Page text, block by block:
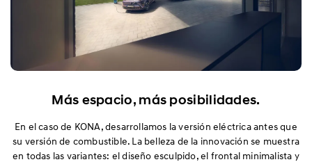
Más espacio, más posibilidades.
En el caso de KONA, desarrollamos la versión eléctrica antes que
su versión de combustible. La belleza de la innovación se muestra
en todas las variantes: el diseño esculpido, el frontal minimalista y